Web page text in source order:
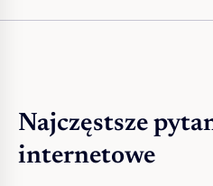
Najczęstsze
internetowe